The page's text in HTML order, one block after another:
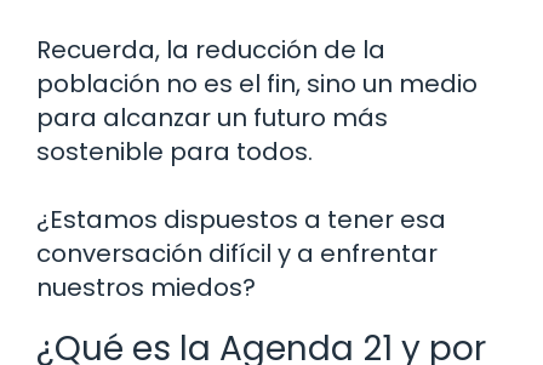
Recuerda, la reducción de la
población no es el fin, sino un medio
para alcanzar un futuro más
sostenible para todos.
¿Estamos dispuestos a tener esa
conversación difícil y a enfrentar
nuestros miedos?
¿Qué es la Agenda 21 y por